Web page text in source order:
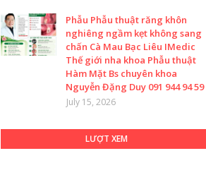
Phẫu Phẫu thuật răng khôn
nghiêng ngầm kẹt không sang
chấn Cà Mau Bạc Liêu IMedic
Thế giới nha khoa Phẫu thuật
Hàm Mặt Bs chuyên khoa
Nguyễn Đặng Duy 091 944 94 59
July 15, 2026
LƯỢT XEM